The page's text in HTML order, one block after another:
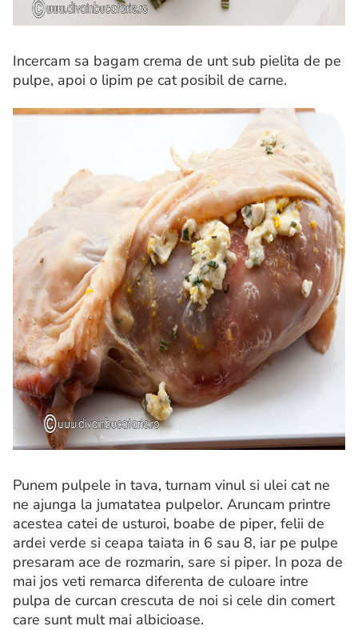
Incercam sa bagam crema de unt sub pielita de pe
pulpe, apoi o lipim pe cat posibil de carne.
Punem pulpele in tava, turnam vinul si ulei cat ne
ne ajunga la jumatatea pulpelor. Aruncam printre
acestea catei de usturoi, boabe de piper, felii de
ardei verde si ceapa taiata in 6 sau 8, iar pe pulpe
presaram ace de rozmarin, sare si piper. In poza de
mai jos veti remarca diferenta de culoare intre
pulpa de curcan crescuta de noi si cele din comert
care sunt mult mai albicioase.